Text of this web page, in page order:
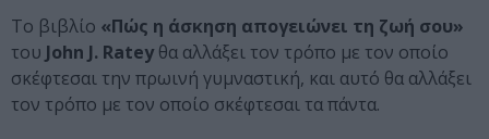
To βιβλίο «Πώς η άσκηση απογειώνει τη ζωή σου»
του John J. Ratey θα αλλάξει τον τρόπο με τον οποίο
σκέφτεσαι την πρωινή γυμναστική, και αυτό θα αλλάξει
τον τρόπο με τον οποίο σκέφτεσαι τα πάντα.